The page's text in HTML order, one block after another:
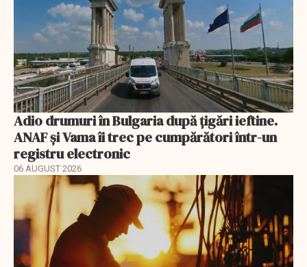
Adio drumuri în Bulgaria după țigări ieftine.
ANAF și Vama îi trec pe cumpărători într-un
registru electronic
06 AUGUST 2026